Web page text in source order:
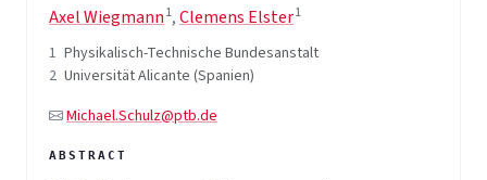
Axel Wiegmann 1,Clemens Elster1
1 Physikalisch-Technische Bundesanstalt
2 Universität Alicante (Spanien)
Michael.Schulz@ptb.de